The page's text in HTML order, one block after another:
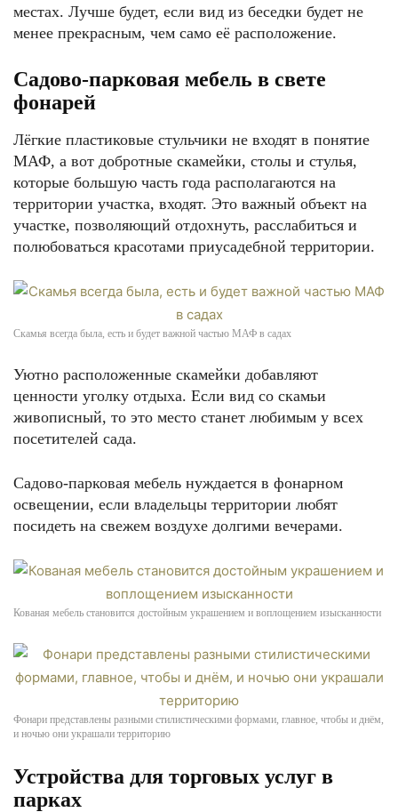
местах. Лучше будет, если вид из беседки будет не
менее прекрасным, чем само её расположение.
Садово-парковая мебель в свете
фонарей
Лёгкие пластиковые стульчики не входят в понятие
МАФ, а вот добротные скамейки, столы и стулья,
которые большую часть года располагаются на
территории участка, входят. Это важный объект на
участке, позволяющий отдохнуть, расслабиться и
полюбоваться красотами приусадебной территории.
Скамья всегда была, есть и будет важной частью МАФ в садах
Уютно расположенные скамейки добавляют
ценности уголку отдыха. Если вид со скамьи
живописный, то это место станет любимым у всех
посетителей сада.
Садово-парковая мебель нуждается в фонарном
освещении, если владельцы территории любят
посидеть на свежем воздухе долгими вечерами.
Кованая мебель становится достойным украшением и воплощением изысканности
Фонари представлены разными стилистическими формами, главное, чтобы и днём,
и ночью они украшали территорию
Устройства для торговых услуг в
парках